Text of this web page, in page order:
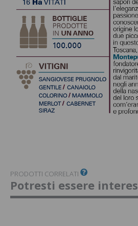
PRODOTTI CORRELATI
Potresti essere